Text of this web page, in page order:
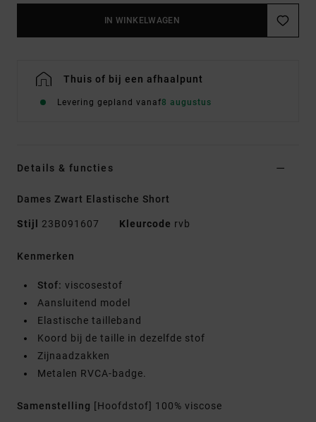
IN WINKELWAGEN
Thuis of bij een afhaalpunt
Levering gepland vanaf8 augustus
Details & functies
Dames Zwart Elastische Short
Stijl 23B091607 Kleurcode rvb
Kenmerken
Stof: viscosestof
Aansluitend model
Elastische tailleband
Koord bij de taille in dezelfde stof
Zijnaadzakken
Metalen RVCA-badge.
Samenstelling [Hoofdstof] 100% viscose